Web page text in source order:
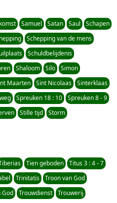
Samuel Satan Saul
Schapen
Schepping van de mens
Schuldbelijdenis
Shaloom Silo
Simon
Maarten Sint Nicolaas
Sinterklaas
Spreuken 18 : 10
Spreuken 8 - 9
Stille tijd
Storm
Tien geboden
Titus 3 : 4 - 7
Trinitatis
Troon van God
God Trouwdienst
Trouwerij